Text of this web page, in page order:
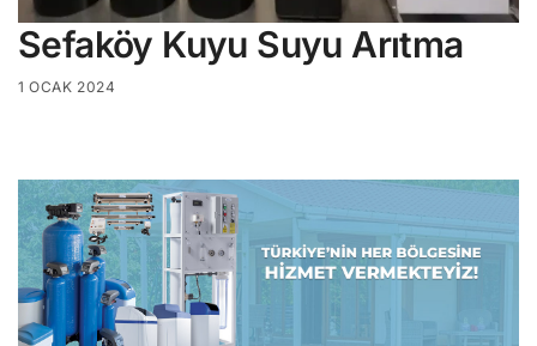
Sefaköy Kuyu Suyu Arıtma
1 OCAK 2024